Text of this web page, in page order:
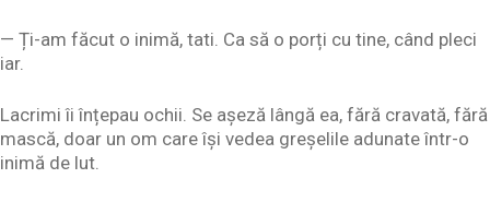
— Ți-am făcut o inimă, tati. Ca să o porți cu tine, când pleci
iar.
Lacrimi îi înțepau ochii. Se așeză lângă ea, fără cravată, fără
mască, doar un om care își vedea greșelile adunate într-o
inimă de lut.